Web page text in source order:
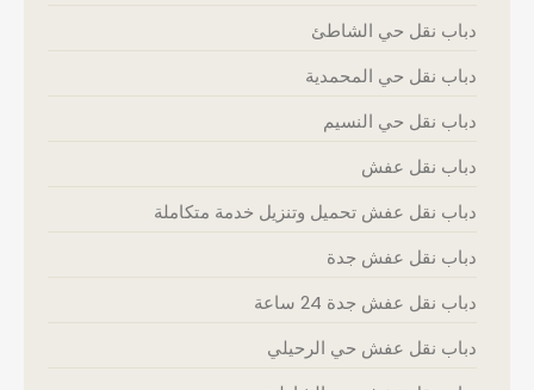
دباب نقل حي الشاطئ
دباب نقل حي المحمدية
دباب نقل حي النسيم
دباب نقل عفش
دباب نقل عفش تحميل وتنزيل خدمة متكاملة
دباب نقل عفش جدة
دباب نقل عفش جدة 24 ساعة
دباب نقل عفش حي الرحيلي